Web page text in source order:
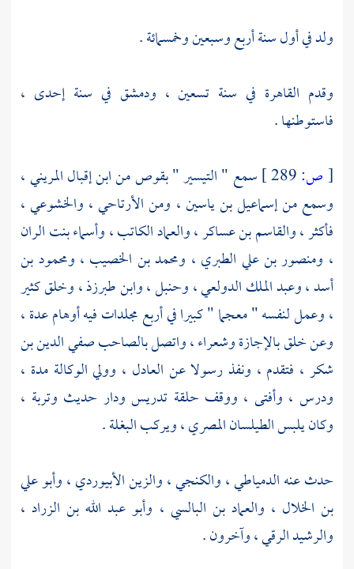
ولد في أول سنة أربع وسبعين وخمسمائة .
وقدم القاهرة في سنة تسعين ، ودمشق في سنة إحدى ،
فاستوطنها .
[ص: سمع " التيسير " بقوص منابن إقبال المريني،
وسمع منإسماعيل بن ياسين، ومنالأرتاحي، والخشوعي،
فأكثر ،والقاسم بن عساكر،والعماد الكاتب،وأسماء بنت الران
، ومنصور بن علي الطبري ، ومحمد بن الخصيب ، ومحمود بن
أسد،وعبد الملك الدولعي،وحنبل،وابن طبرزذ، وخلق كثير
، وعمل لنفسه " معجما " كبيرا في أربع مجلدات فيه أوهام عدة ،
وعن خلق بالإجازة وشعراء ، واتصل بالصاحبصفي الدين بن
شكر ، فتقدم ، ونفذ رسولا عن العادل ، وولي الوكالة مدة ،
ودرس ، وأفتى ، ووقف حلقة تدريس ودار حديث وتربة ،
وكان يلبس الطيلسان المصري ، ويركب البغلة .
حدث عنهالدمياطي،والكنجي،والزين الأبيوردي،وأبو علي
بن الخلال ، والعماد بن البالسي ، وأبو عبد الله بن الزراد ،
والرشيد الرقي، وآخرون .